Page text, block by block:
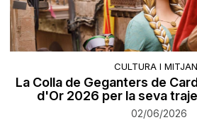
CULTURA I
La Colla de Geganters de
d'Or 2026 per la seva
02/06/2026